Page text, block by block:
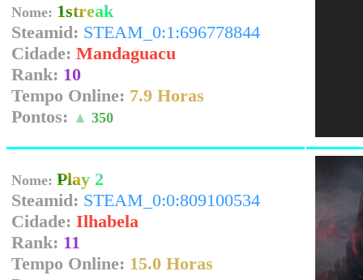
Nome: 1streak
Steamid: STEAM_0:1:696778844
Cidade: Mandaguacu
Rank: 10
Tempo Online: 7.9 Horas
Pontos: ▲ 350
Nome: Play 2
Steamid: STEAM_0:0:809100534
Cidade: Ilhabela
Rank: 11
Tempo Online: 15.0 Horas